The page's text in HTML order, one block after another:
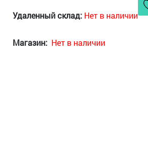
Удаленный склад: Нет в наличии
Магазин: Нет в наличии